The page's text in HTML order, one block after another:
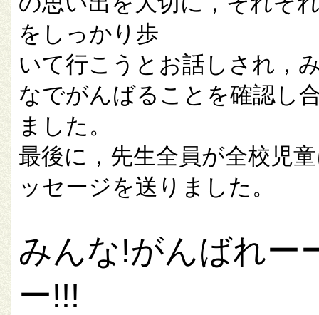
をしっかり歩
いて行こうとお話しされ，
なでがんばることを確認し
ました。
最後に，先生全員が全校児
ッセージを送りました。
みんな!がんばれー
ー!!!